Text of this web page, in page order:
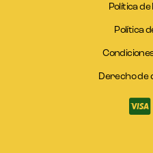
Política
Política
Derecho de